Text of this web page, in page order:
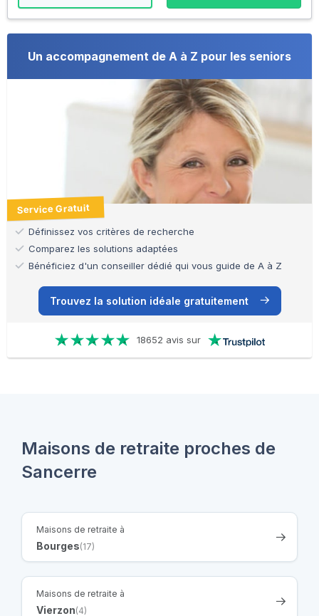
Un accompagnement de A à Z pour les seniors
Service Gratuit
Définissez vos critères de recherche
Comparez les solutions adaptées
Bénéficiez d'un conseiller dédié qui vous guide de A à Z
Trouvez la solution idéale gratuitement
18652 avis sur
Maisons de retraite proches de
Sancerre
Maisons de retraite à
Bourges(17)
Maisons de retraite à
Vierzon(4)